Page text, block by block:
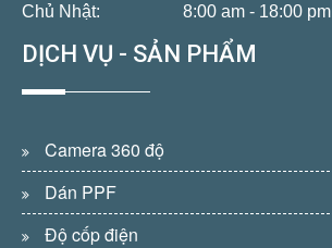
Chủ Nhật: 8:00 am - 18:00 pm
DỊCH VỤ - SẢN PHẨM
Camera 360 độ
Dán PPF
Độ cốp điện